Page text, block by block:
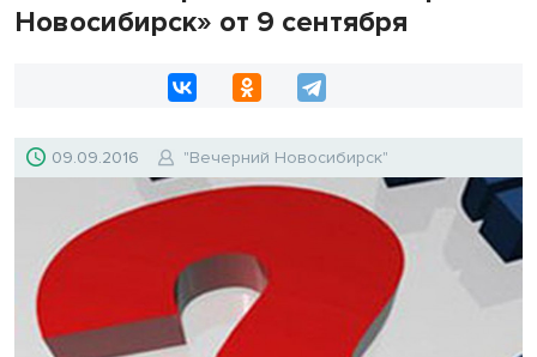
Новосибирск» от 9 сентября
09.09.2016 "Вечерний Новосибирск"